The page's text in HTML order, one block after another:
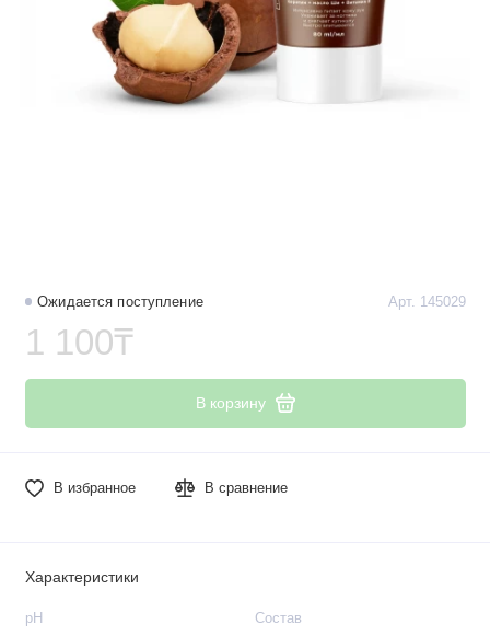
Ожидается поступление Арт. 145029
1 100₸
В корзину
В избранное В сравнение
Характеристики
рН Состав